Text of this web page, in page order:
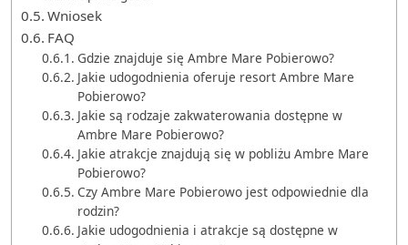
Wniosek
FAQ
Gdzie znajduje się Ambre Mare Pobierowo?
Jakie udogodnienia oferuje resort Ambre Mare
Pobierowo?
Jakie są rodzaje zakwaterowania dostępne w
Ambre Mare Pobierowo?
Jakie atrakcje znajdują się w pobliżu Ambre Mare
Pobierowo?
Czy Ambre Mare Pobierowo jest odpowiednie dla
rodzin?
Jakie udogodnienia i atrakcje są dostępne w